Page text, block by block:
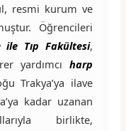
resmi kurum ve
Öğrencileri
ile Tıp Fakültesi,
yardımcıharp
Trakya’ya ilave
kadar uzanan
birlikte,